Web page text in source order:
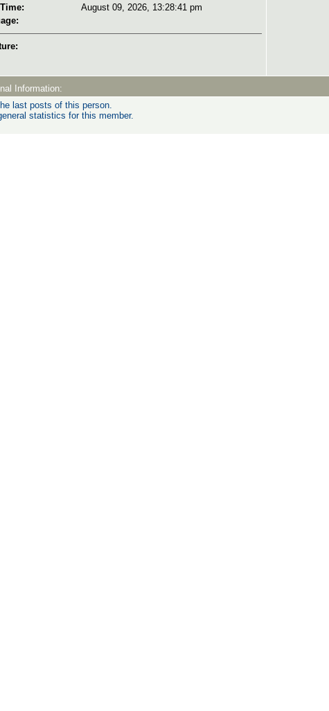
August 09, 2026, 13:28:41 pm
Information:
last posts of this person.
statistics for this member.